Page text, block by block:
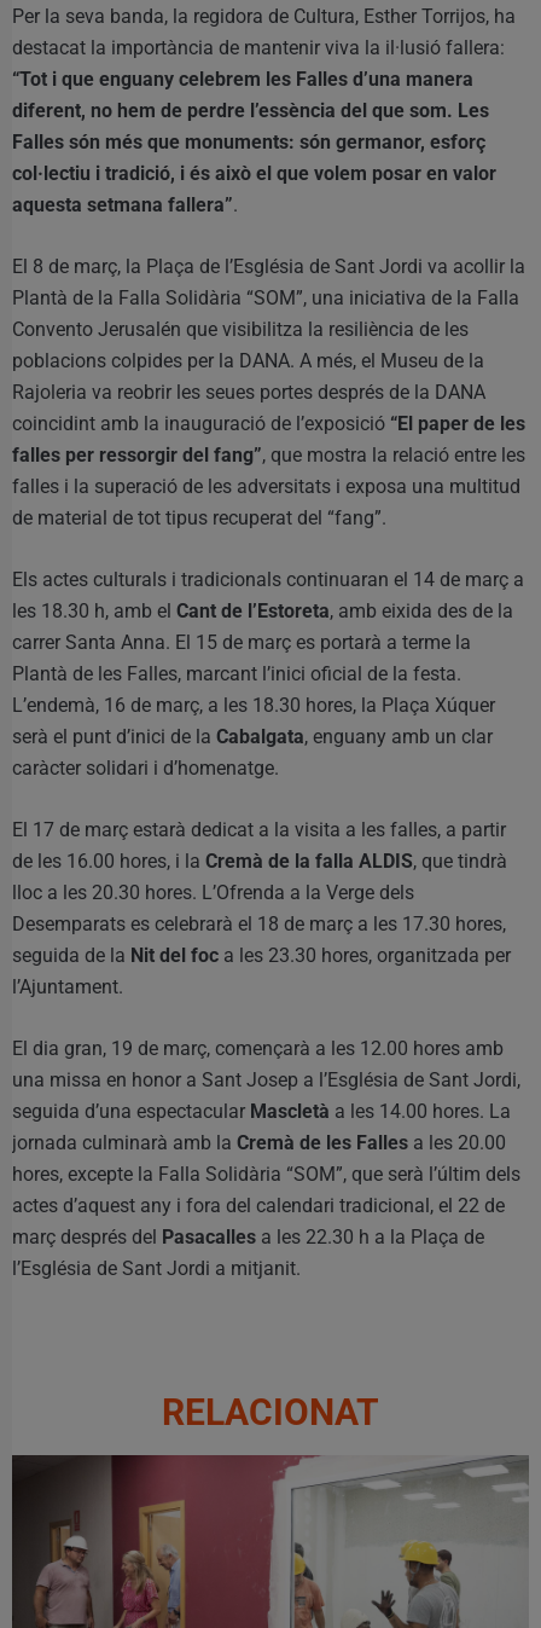
Per la seva banda, la regidora de Cultura, Esther Torrijos, ha
destacat la importància de mantenir viva la il·lusió fallera:
“Tot i que enguany celebrem les Falles d’una manera
diferent, no hem de perdre l’essència del que som. Les
Falles són més que monuments: són germanor, esforç
col·lectiu i tradició, i és això el que volem posar en valor
aquesta setmana fallera”.
El 8 de març, la Plaça de l’Església de Sant Jordi va acollir la
Plantà de la Falla Solidària “SOM”, una iniciativa de la Falla
Convento Jerusalén que visibilitza la resiliència de les
poblacions colpides per la DANA. A més, el Museu de la
Rajoleria va reobrir les seues portes després de la DANA
coincidint amb la inauguració de l’exposició “El paper de les
falles per ressorgir del fang”, que mostra la relació entre les
falles i la superació de les adversitats i exposa una multitud
de material de tot tipus recuperat del “fang”.
Els actes culturals i tradicionals continuaran el 14 de març a
les 18.30 h, amb el Cant de l’Estoreta, amb eixida des de la
carrer Santa Anna. El 15 de març es portarà a terme la
Plantà de les Falles, marcant l’inici oficial de la festa.
L’endemà, 16 de març, a les 18.30 hores, la Plaça Xúquer
serà el punt d’inici de la Cabalgata, enguany amb un clar
caràcter solidari i d’homenatge.
El 17 de març estarà dedicat a la visita a les falles, a partir
de les 16.00 hores, i la Cremà de la falla ALDIS, que tindrà
lloc a les 20.30 hores. L’Ofrenda a la Verge dels
Desemparats es celebrarà el 18 de març a les 17.30 hores,
seguida de la Nit del foc a les 23.30 hores, organitzada per
l’Ajuntament.
El dia gran, 19 de març, començarà a les 12.00 hores amb
una missa en honor a Sant Josep a l’Església de Sant Jordi,
seguida d’una espectacular Mascletà a les 14.00 hores. La
jornada culminarà amb la Cremà de les Falles a les 20.00
hores, excepte la Falla Solidària “SOM”, que serà l’últim dels
actes d’aquest any i fora del calendari tradicional, el 22 de
març després del Pasacalles a les 22.30 h a la Plaça de
l’Església de Sant Jordi a mitjanit.
RELACIONAT